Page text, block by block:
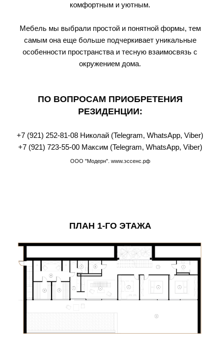
комфортным и уютным.
Мебель мы выбрали простой и понятной формы, тем
самым она еще больше подчеркивает уникальные
особенности пространства и тесную взаимосвязь с
окружением дома.
ПО ВОПРОСАМ ПРИОБРЕТЕНИЯ
РЕЗИДЕНЦИИ:
+7 (921) 252-81-08 Николай (Telegram, WhatsАpp, Viber)
+7 (921) 723-55-00Максим (Telegram, WhatsАpp, Viber)
ООО "Модерн". www.эссенс.рф
ПЛАН 1-ГО ЭТАЖА